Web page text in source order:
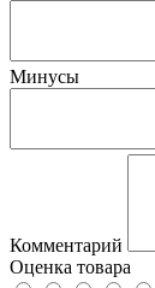
Минусы
Комментарий
Оценка товара